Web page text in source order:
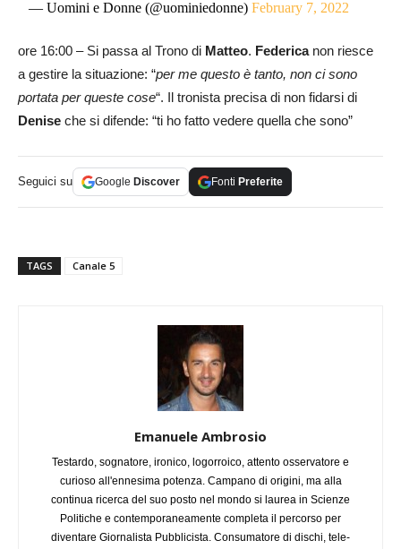
— Uomini e Donne (@uominiedonne)February 7, 2022
ore 16:00 – Si passa al Trono di Matteo. Federicanon riesce
a gestire la situazione: “per me questo è tanto, non ci sono
portata per queste cose“. Il tronista precisa di non fidarsi di
Denise che si difende: “ti ho fatto vedere quella che sono”
Seguici su Google Discover Fonti Preferite
TAGS Canale 5
Emanuele Ambrosio
Testardo, sognatore, ironico, logorroico, attento osservatore e
curioso all'ennesima potenza. Campano di origini, ma alla
continua ricerca del suo posto nel mondo si laurea in Scienze
Politiche e contemporaneamente completa il percorso per
diventare Giornalista Pubblicista. Consumatore di dischi, tele-